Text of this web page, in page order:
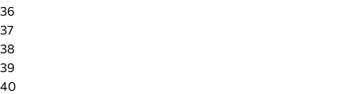
36
37
38
39
40